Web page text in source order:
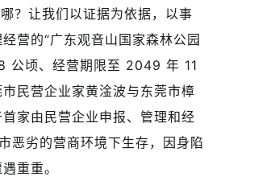
？让我们以证据为依据，以事
营的“广东观音山国家森林公园
公顷、经营期限至 2049 年 11
民营企业家黄淦波与东莞市樟
家由民营企业申报、管理和经
恶劣的营商环境下生存，因身陷
重重。